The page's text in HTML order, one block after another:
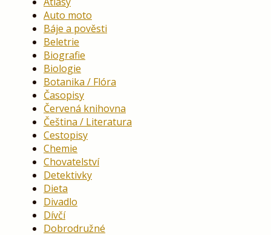
Auto moto
Báje a pověsti
Beletrie
Biografie
Biologie
Botanika / Flóra
Časopisy
Červená knihovna
Čeština / Literatura
Cestopisy
Chemie
Chovatelství
Detektivky
Dieta
Divadlo
Dívčí
Dobrodružné